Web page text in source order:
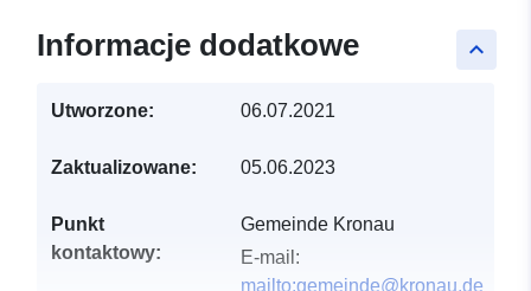
keyboard_arrow_up
Informacje dodatkowe
Utworzone: 06.07.2021
Zaktualizowane: 05.06.2023
Punkt
kontaktowy:
Gemeinde Kronau
E-mail:
mailto:gemeinde@kronau.de